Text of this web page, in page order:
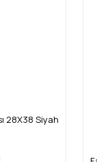
28X38 Siyah